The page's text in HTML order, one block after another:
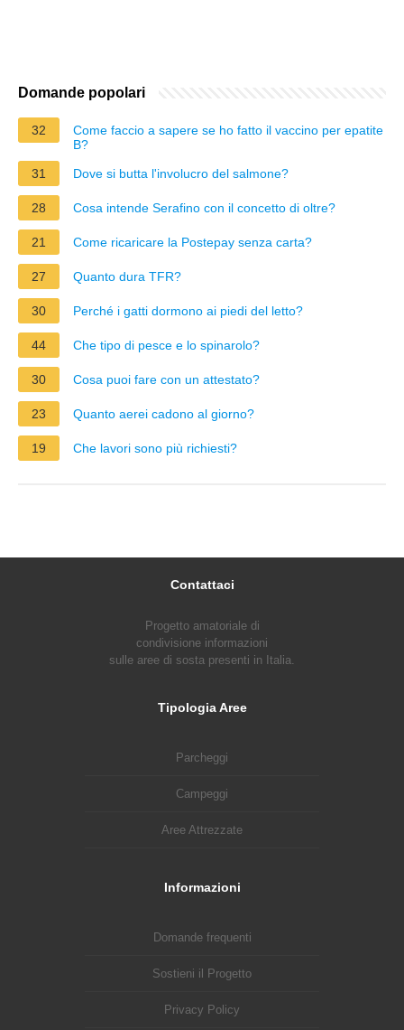
Domande popolari
32
Come faccio a sapere se ho fatto il vaccino per epatite
B?
31
Dove si butta l'involucro del salmone?
28 Cosa intende Serafino con il concetto di oltre?
21 Come ricaricare la Postepay senza carta?
27 Quanto dura TFR?
30 Perché i gatti dormono ai piedi del letto?
44 Che tipo di pesce e lo spinarolo?
30 Cosa puoi fare con un attestato?
23 Quanto aerei cadono al giorno?
19 Che lavori sono più richiesti?
Contattaci
Progetto amatoriale di
condivisione informazioni
sulle aree di sosta presenti in Italia.
Tipologia Aree
Parcheggi
Campeggi
Aree Attrezzate
Informazioni
Domande frequenti
Sostieni il Progetto
Privacy Policy